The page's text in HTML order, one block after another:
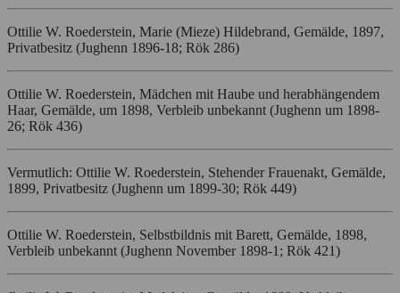
Ottilie W. Roederstein, Marie (Mieze) Hildebrand, Gemälde, 1897,
Privatbesitz (Jughenn 1896-18; Rök 286)
Ottilie W. Roederstein, Mädchen mit Haube und herabhängendem
Haar, Gemälde, um 1898, Verbleib unbekannt (Jughenn um 1898-
26; Rök 436)
Vermutlich: Ottilie W. Roederstein, Stehender Frauenakt, Gemälde,
1899, Privatbesitz (Jughenn um 1899-30; Rök 449)
Ottilie W. Roederstein, Selbstbildnis mit Barett, Gemälde, 1898,
Verbleib unbekannt (Jughenn November 1898-1; Rök 421)